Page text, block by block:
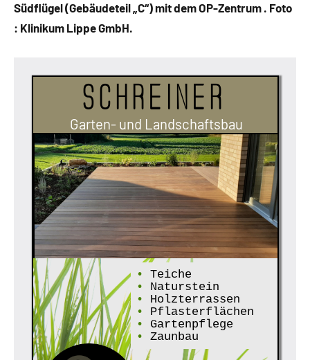
Südflügel (Gebäudeteil „C“) mit dem OP-Zentrum . Foto
: Klinikum Lippe GmbH.
Schreiner
Garten- und Landschaftsbau
•
Teiche
•
Naturstein
•
Holzterrassen
•
Pflasterflächen
•
Gartenpflege
•
Zaunbau